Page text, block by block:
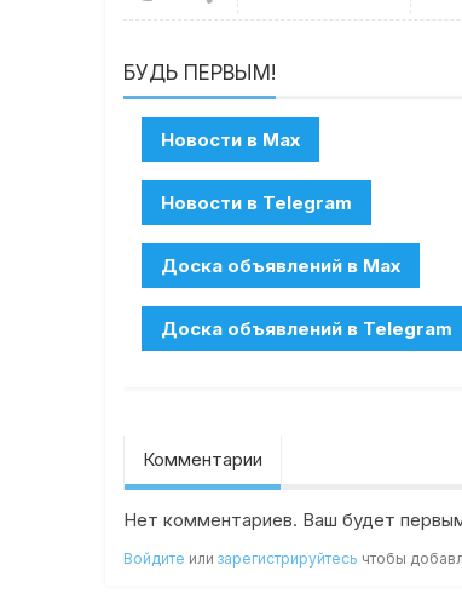
БУДЬ ПЕРВЫМ!
Комментарии
Нет комментариев. Ваш будет
Войдите илизарегистрируйтесь чтобы